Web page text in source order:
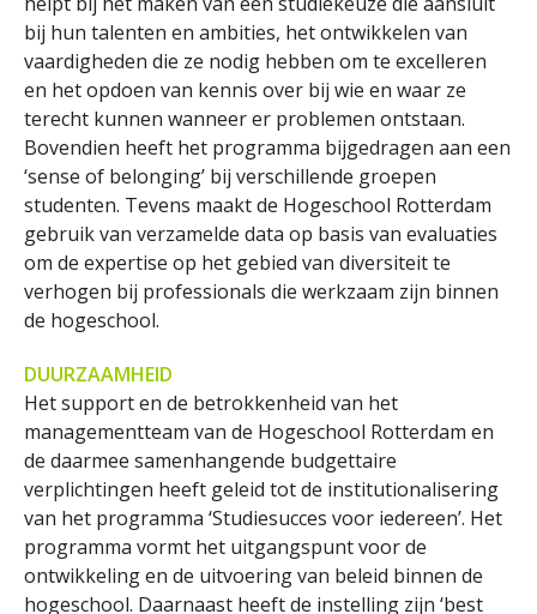
bij hun talenten en ambities, het ontwikkelen van
vaardigheden die ze nodig hebben om te excelleren
en het opdoen van kennis over bij wie en waar ze
terecht kunnen wanneer er problemen ontstaan.
Bovendien heeft het programma bijgedragen aan een
‘sense of belonging’ bij verschillende groepen
studenten. Tevens maakt de Hogeschool Rotterdam
gebruik van verzamelde data op basis van evaluaties
om de expertise op het gebied van diversiteit te
verhogen bij professionals die werkzaam zijn binnen
de hogeschool.
DUURZAAMHEID
Het support en de betrokkenheid van het
managementteam van de Hogeschool Rotterdam en
de daarmee samenhangende budgettaire
verplichtingen heeft geleid tot de institutionalisering
van het programma ‘Studiesucces voor iedereen’. Het
programma vormt het uitgangspunt voor de
ontwikkeling en de uitvoering van beleid binnen de
hogeschool. Daarnaast heeft de instelling zijn ‘best